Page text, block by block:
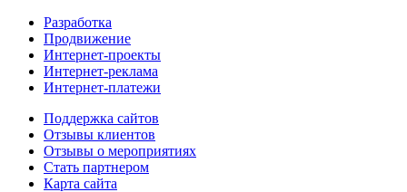
Разработка
Продвижение
Интернет-проекты
Интернет-реклама
Интернет-платежи
Поддержка сайтов
Отзывы клиентов
Отзывы о мероприятиях
Стать партнером
Карта сайта